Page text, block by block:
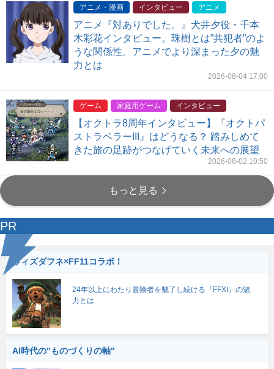
アニメ・漫画 インタビュー アニメ
アニメ『対ありでした。』犬井夕役・千本
木彩花インタビュー。珠樹とは”共犯者”のよ
うな関係性。アニメでより深まった夕の魅
力とは
2026-08-04 17:00
ゲーム 家庭用ゲーム インタビュー
【オクトラ8周年インタビュー】『オクトパ
ストラベラーIII』はどうなる？ 踏みしめて
きた旅の足跡がつなげていく未来への展望
2026-08-02 10:50
もっと見る
PR
ウィズダフネ×FF11コラボ！
24年以上にわたり冒険者を魅了し続ける『FFXI』の魅
力とは
AI時代の"ものづくりの軸"